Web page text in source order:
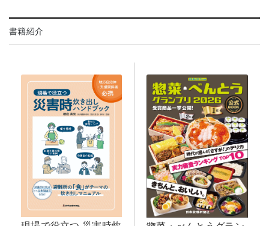
書籍紹介